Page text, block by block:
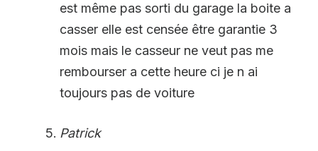
est même pas sorti du garage la boite a
casser elle est censée être garantie 3
mois mais le casseur ne veut pas me
rembourser a cette heure ci je n ai
toujours pas de voiture
Patrick